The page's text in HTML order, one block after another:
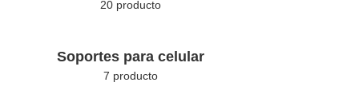
20 producto
Soportes para celular
7 producto